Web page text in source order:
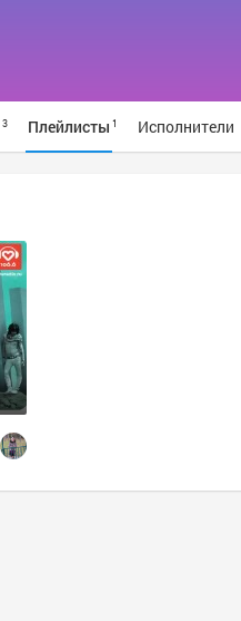
3 Плейлисты 1 Исполнители
house